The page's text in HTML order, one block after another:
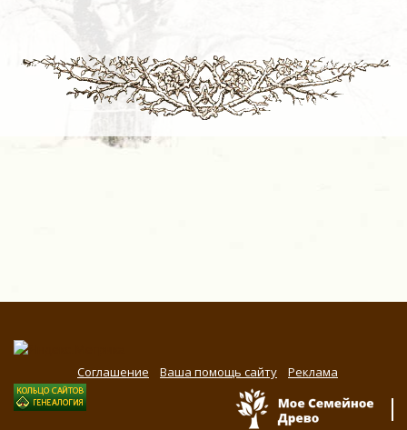
Соглашение Ваша помощь сайту Реклама